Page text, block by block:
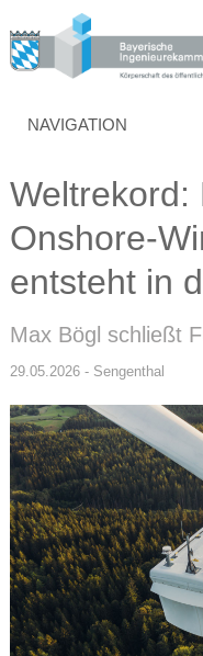
NAVIGATION
Weltrekord:
Onshore-
entsteht in
Max Bögl schließt
29.05.2026 - Sengenthal